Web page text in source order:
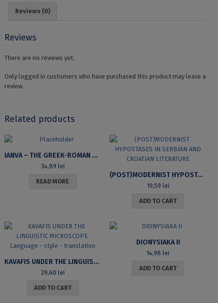
INTERNATIONAL
DISCOURS
TRADUCTION
2019
quantity
Reviews (0)
Reviews
There are no reviews yet.
Only logged in customers who have purchased this product may leave a
review.
Related products
IANVA – THE GREEK-ROMAN WORLD IN STUDIES AND PAPERS
34,89 lei
READ MORE
(POST)MODERNIST HYPOSTASES IN SERBIAN AND CROATIAN LITERATURE
19,59 lei
ADD TO CART
KAVAFIS UNDER THE LINGUISTIC MICROSCOPE. LANGUAGE – STYLE – TRANSLATION
29,60 lei
ADD TO CART
DIONYSIAKA II
14,98 lei
ADD TO CART